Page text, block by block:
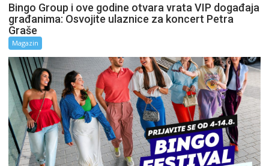
Bingo Group i ove godine otvara vrata VIP događaja
građanima: Osvojite ulaznice za koncert Petra
Graše
Magazin